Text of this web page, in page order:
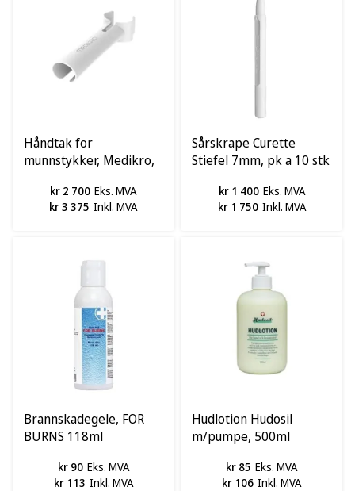
Håndtak for
munnstykker, Medikro,
kr 2 700 Eks. MVA
kr 3 375 Inkl. MVA
Sårskrape Curette
Stiefel 7mm, pk a 10 stk
kr 1 400 Eks. MVA
kr 1 750 Inkl. MVA
Brannskadegele, FOR
BURNS 118ml
kr 90 Eks. MVA
kr 113 Inkl. MVA
Hudlotion Hudosil
m/pumpe, 500ml
kr 85 Eks. MVA
kr 106 Inkl. MVA